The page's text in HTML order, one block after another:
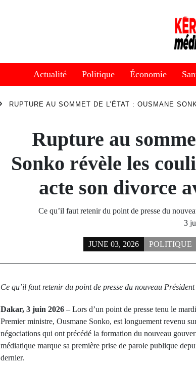
Actualité Politique Économie
RUPTURE AU SOMMET DE L’ÉTAT : OUSMANE
Rupture au
Sonko révèle les
acte son divorce
Ce qu’il faut retenir du point de presse du
3
JUNE 03, 2026 POLITIQUE
Ce qu’il faut retenir du point de presse du nouveau
Dakar, 3 juin 2026 – Lors d’un point de presse tenu le
Premier ministre, Ousmane Sonko, est longuement revenu
négociations qui ont précédé la formation du nouveau
médiatique marque sa première prise de parole publique
dernier.